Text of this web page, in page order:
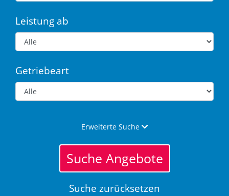
Leistung ab
Getriebeart
Erweiterte Suche
Suche Angebote
Suche zurücksetzen